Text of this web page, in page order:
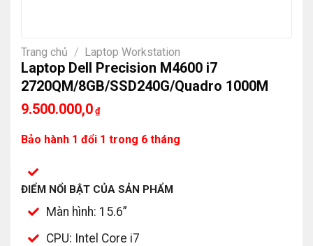
Trang chủ / Laptop Workstation
Laptop Dell Precision M4600 i7
2720QM/8GB/SSD240G/Quadro 1000M
9.500.000,0 ₫
Bảo hành 1 đổi 1 trong 6 tháng
ĐIỂM NỔI BẬT CỦA SẢN PHẨM
Màn hình: 15.6”
CPU: Intel Core i7